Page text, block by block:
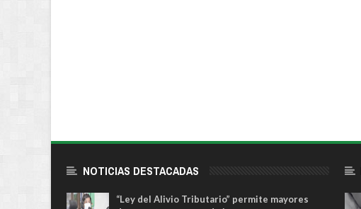
NOTICIAS DESTACADAS
“Ley del Alivio Tributario” permite mayores